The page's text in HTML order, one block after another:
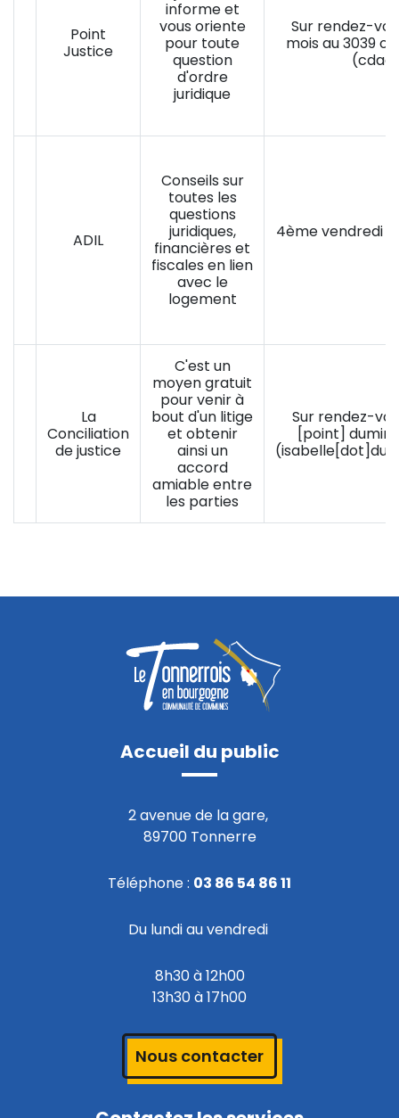
Point
Justice
informe et
vous oriente
pour toute
question
d'ordre
juridique
Sur rendez-
mois au 3039
ADIL
Conseils sur
toutes les
questions
juridiques,
financières et
fiscales en lien
avec le
logement
4ème vendredi
La
Conciliation
de justice
C'est un
moyen gratuit
pour venir à
bout d'un litige
et obtenir
ainsi un
accord
amiable entre
les parties
Sur rendez-
[point] duminy
Accueil du public
2 avenue de la gare,
89700 Tonnerre
Téléphone : 03 86 54 86 11
Du lundi au vendredi
8h30 à 12h00
13h30 à 17h00
Nous contacter